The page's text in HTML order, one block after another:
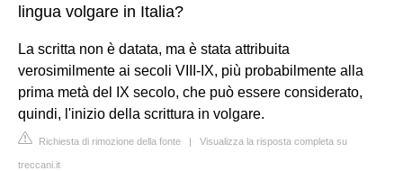
lingua volgare in Italia?
La scritta non è datata, ma è stata attribuita
verosimilmente ai secoli VIII-IX, più probabilmente alla
prima metà del IX secolo, che può essere considerato,
quindi, l'inizio della scrittura in volgare.
Richiesta di rimozione della fonte | Visualizza la risposta completa su
treccani.it